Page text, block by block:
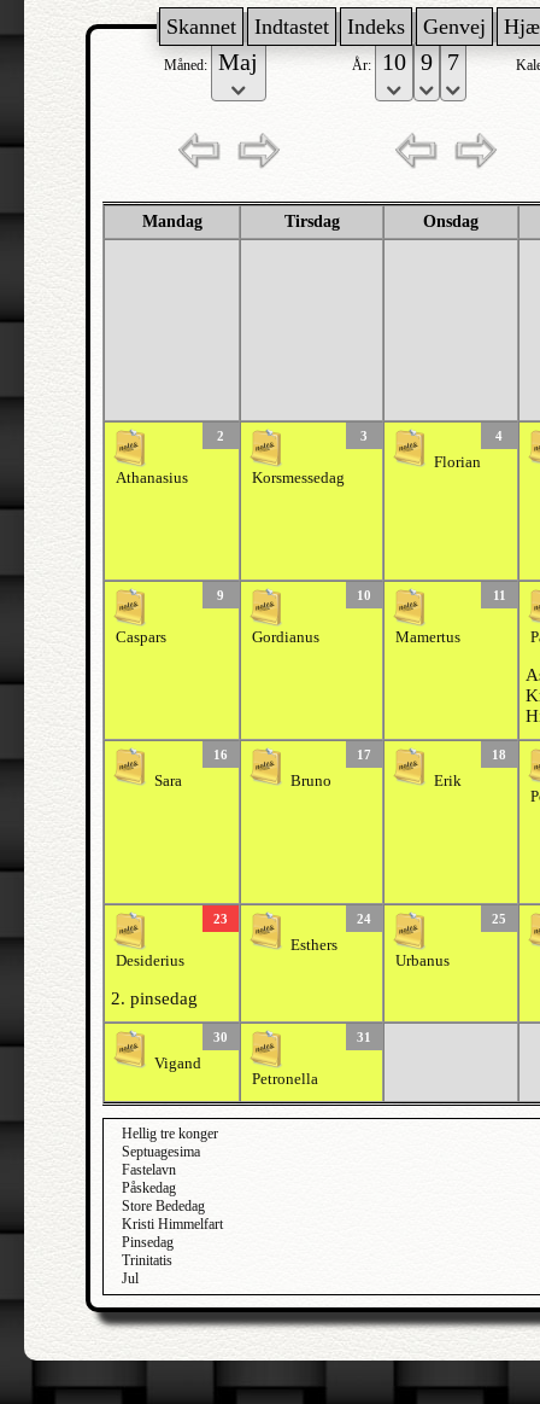
Skannet Indtastet Indeks Genvej
Måned: År:
Mandag Tirsdag Onsdag
2
Athanasius
3
Korsmessedag
4
Florian
9
Caspars
10
Gordianus
11
Mamertus
16
Sara
17
Bruno
18
Erik
23
Desiderius
2. pinsedag
24
Esthers
25
Urbanus
30
Vigand
31
Petronella
Hellig tre konger
Septuagesima
Fastelavn
Påskedag
Store Bededag
Kristi Himmelfart
Pinsedag
Trinitatis
Jul